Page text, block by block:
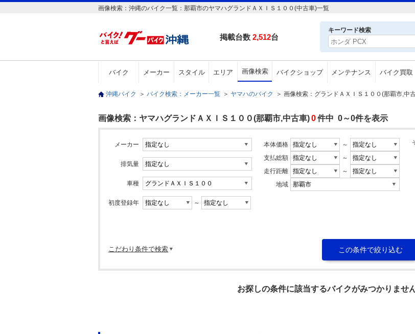
画像検索：沖縄のバイク一覧：那覇市のヤマハグランドＡＸＩＳ１００(中古車)一覧
掲載台数 2,512台
キーワード検索
バイク メーカー スタイル エリア 画像検索 バイクショップ メンテナンス バイク買取
沖縄バイク ＞ バイク検索：メーカー一覧 ＞ ヤマハのバイク ＞ 画像検索：グランドＡＸＩＳ１００(那覇市,中
画像検索：ヤマハグランドＡＸＩＳ１００(那覇市,中古車)0件中 0～0件を表示
メーカー
排気量
車種
初度登録年 ～
本体価格
～
支払総額
～
走行距離
～
地域
こだわり条件で検索
お探しの条件に該当するバイクがみつかりませ